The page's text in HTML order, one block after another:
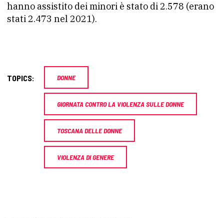
hanno assistito dei minori è stato di 2.578 (erano
stati 2.473 nel 2021).
TOPICS: DONNE
GIORNATA CONTRO LA VIOLENZA SULLE DONNE
TOSCANA DELLE DONNE
VIOLENZA DI GENERE